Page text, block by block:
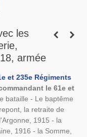
les
armée
et 235e Régiments
le 61e et
bataille - Le baptême
la retraite de
1915 - la
1916 - la Somme,